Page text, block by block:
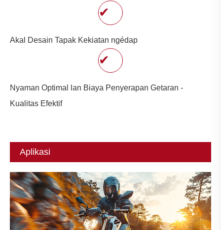
✔
Akal Desain Tapak Kekiatan ngédap
✔
Nyaman Optimal lan Biaya Penyerapan Getaran -
Kualitas Efektif
Aplikasi